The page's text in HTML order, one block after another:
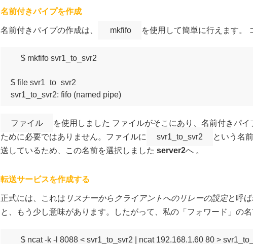
名前付きパイプを作成
名前付きパイプの作成は、 mkfifo を使用して簡単に行えます。
$ mkfifo svr1_to_svr2
$ file svr1_to_svr2
ファイル
を使用しました ファイルがそこにあり、名前付きパ
ために必要ではありません。ファイルに
svr1_to_svr2 という名
送しているため、この名前を選択しました server2へ 。
転送サービスを作成する
正式には、これは リスナーからクライアントへのリレーの設定と呼
と、もう少し意味があります。したがって、私の「フォワード」の名
$ ncat -k -l 8088 < svr1_to_svr2 | ncat 192.168.1.60 80 >